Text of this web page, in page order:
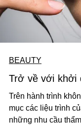
BEAUTY
Trở về với khởi
Trên hành trình
mục các liệu trình
những nhu cầu